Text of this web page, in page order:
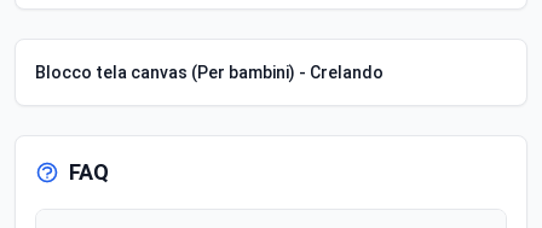
Blocco tela canvas (Per bambini) - Crelando
FAQ